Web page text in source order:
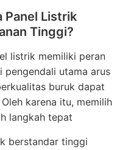
Panel Listrik
Tinggi?
listrik memiliki peran
pengendali utama arus
buruk dapat
karena itu, memilih
langkah tepat
berstandar tinggi